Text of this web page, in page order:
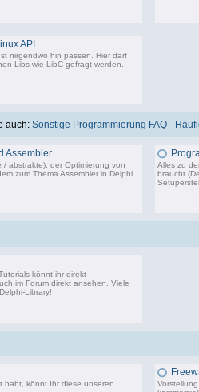
API
nirgendwo hin passen. Hier darf
Libs wie LibC gefragt werden.
auch: Sonstige Programmierung FAQ -
Assembler
/ abstrakte), der Optimierung von
zum Thema Assembler in Delphi.
Alles zu
braucht
könnt ihr direkt
im Forum direkt ansehen. Viele
Delphi-Library!
habt, könnt Ihr diese unseren